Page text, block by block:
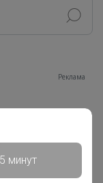
Реклама
минут